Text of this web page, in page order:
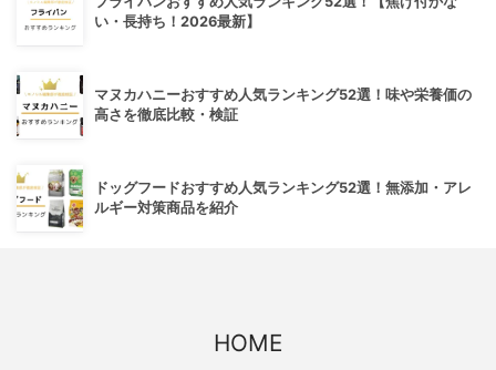
い・長持ち！2026最新】
マヌカハニーおすすめ人気ランキング52選！味や栄養価の
高さを徹底比較・検証
ドッグフードおすすめ人気ランキング52選！無添加・アレ
ルギー対策商品を紹介
HOME